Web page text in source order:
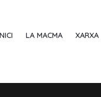
LA MACMA XARXA